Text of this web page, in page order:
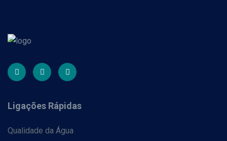
Ligações Rápidas
Qualidade da Água